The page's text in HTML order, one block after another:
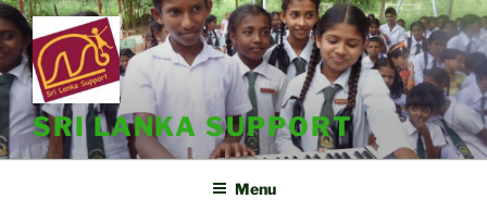
Ga
naar
de
inhoud
SRI LANKA SUPPORT
Menu